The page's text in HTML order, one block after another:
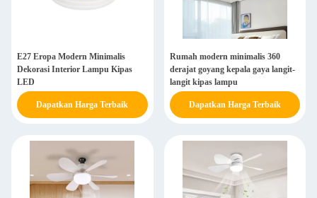
E27 Eropa Modern Minimalis
Dekorasi Interior Lampu Kipas
LED
Dapatkan Harga Terbaik
Rumah modern minimalis 360
derajat goyang kepala gaya langit-
langit kipas lampu
Dapatkan Harga Terbaik